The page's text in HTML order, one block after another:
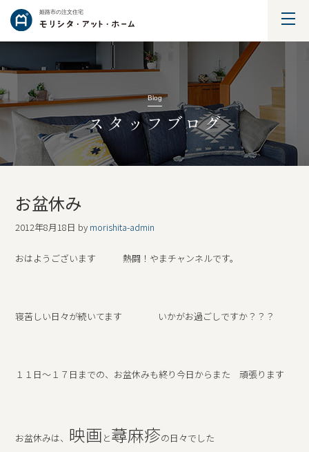
姫路市の注文住宅
Blog
スタッフブログ
お盆休み
2012年8月18日 by morishita-admin
おはようございます 熱闘！やまチャンネルです。
寝苦しい日々が続いてます いかがお過ごしですか？？？
１１日～１７日までの、お盆休みも終り今日からまた 頑張ります
お盆休みは、 映画 と蕁麻疹の日々でした